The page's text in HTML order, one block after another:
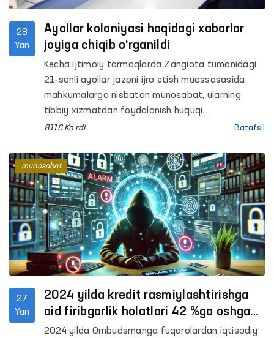
28
Yan
Ayollar koloniyasi haqidagi xabarlar
joyiga chiqib o‘rganildi
Kecha ijtimoiy tarmoqlarda Zangiota tumanidagi
21-sonli ayollar jazoni ijro etish muassasasida
mahkumalarga nisbatan munosabat, ularning
tibbiy xizmatdan foydalanish huquqi
cheklanayotgani va qishki mavsumda yetarli
Mazkur holat nazoratga olinib, bugun Oliy
Majlisning Inson huquqlari bo‘yicha vakili
(ombudsman) xodimlari tomonidan joyiga chiqib
o‘rganildi.
8116 Ko'rdi Batafsil
27
Yan
2024 yilda kredit rasmiylashtirishga
oid firibgarlik holatlari 42 %ga oshgan
- Ombudsman
2024 yilda Ombudsmanga fuqarolardan iqtisodiy
munosabat